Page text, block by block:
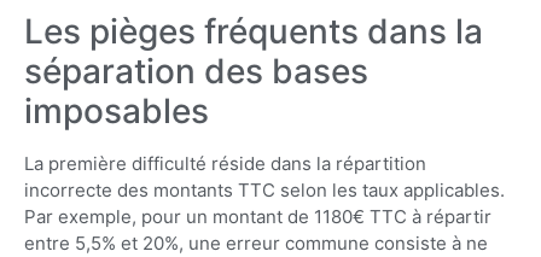
Les pièges fréquents dans la
séparation des bases
imposables
La première difficulté réside dans la répartition
incorrecte des montants TTC selon les taux applicables.
Par exemple, pour un montant de 1180€ TTC à répartir
entre 5,5% et 20%, une erreur commune consiste à ne